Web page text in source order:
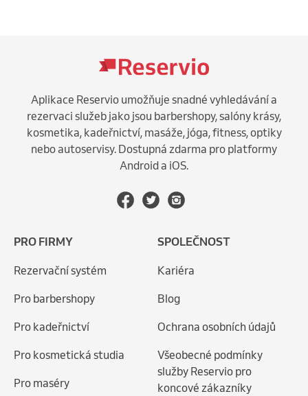
Aplikace Reservio umožňuje snadné vyhledávání a
rezervaci služeb jako jsou barbershopy, salóny krásy,
kosmetika, kadeřnictví, masáže, jóga, fitness, optiky
nebo autoservisy. Dostupná zdarma pro platformy
Android a iOS.
PRO FIRMY
Rezervační systém
Pro barbershopy
Pro kadeřnictví
Pro kosmetická studia
Pro maséry
SPOLEČNOST
Kariéra
Blog
Ochrana osobních údajů
Všeobecné podmínky
služby Reservio pro
koncové zákazníky